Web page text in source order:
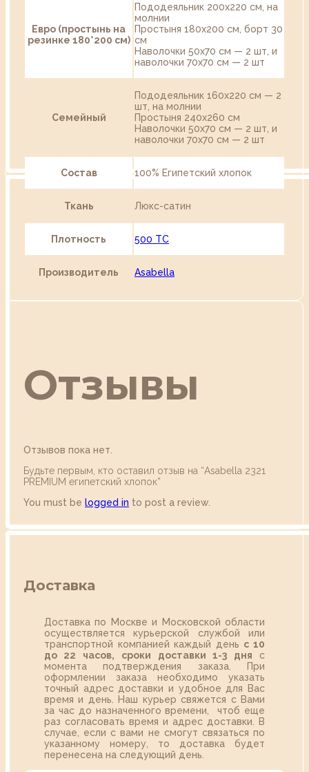
Евро (простынь на
резинке 180*200 см)
Пододеяльник 200х220 см, на
молнии
Простыня 180х200 см, борт 30
см
Наволочки 50х70 см — 2 шт, и
наволочки 70х70 см — 2 шт
Семейный
Пододеяльник 160х220 см — 2
шт, на молнии
Простыня 240х260 см
Наволочки 50х70 см — 2 шт, и
наволочки 70х70 см — 2 шт
Состав 100% Египетский хлопок
Ткань Люкс-сатин
Плотность 500 TC
Производитель Asabella
Отзывы
Отзывов пока нет.
Будьте первым, кто оставил отзыв на “Аsabella 2321
PREMIUM египетский хлопок”
You must be logged in to post a review.
Доставка
Доставка по Москве и Московской области
осуществляется курьерской службой или
транспортной компанией каждый день с 10
до 22 часов,
сроки доставки 1-3 дня с
момента подтверждения заказа. При
оформлении заказа необходимо указать
точный адрес доставки и удобное для Вас
время и день. Наш курьер свяжется с Вами
за час до назначенного времени, чтоб еще
раз согласовать время и адрес доставки. В
случае, если с вами не смогут связаться по
указанному номеру, то доставка будет
перенесена на следующий день.